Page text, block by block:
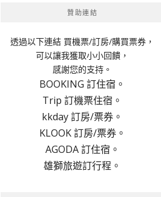
贊助連結
透過以下連結 買機票/訂房/購買票券，
可以讓我獲取小小回饋，
感謝您的支持。
BOOKING 訂住宿。
Trip 訂機票住宿。
kkday 訂房/票券。
KLOOK 訂房/票券。
AGODA 訂住宿。
雄獅旅遊訂行程。